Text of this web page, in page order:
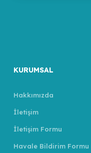
KURUMSAL
Hakkımızda
İletişim
İletişim Formu
Havale Bildirim Formu